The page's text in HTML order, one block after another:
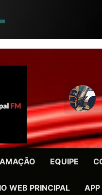
EQUIPE
WEB PRINCIPAL APP